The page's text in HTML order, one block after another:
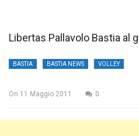
Libertas Pallavolo Bastia al
BASTIA BASTIA NEWS VOLLEY
On 11 Maggio 2011 0